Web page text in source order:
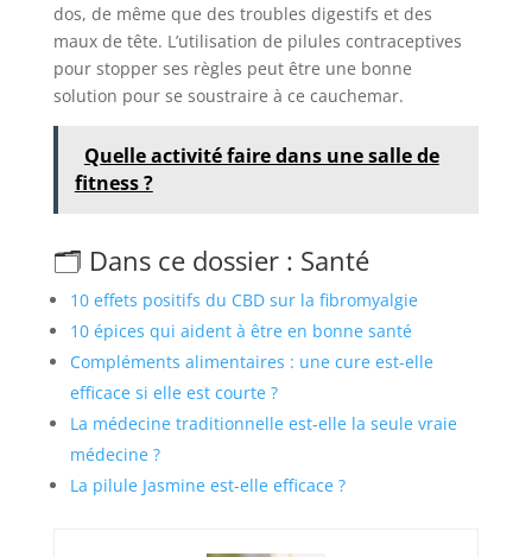
dos, de même que des troubles digestifs et des
maux de tête. L’utilisation de pilules contraceptives
pour stopper ses règles peut être une bonne
solution pour se soustraire à ce cauchemar.
Quelle activité faire dans une salle de
fitness ?
🗂️ Dans ce dossier : Santé
10 effets positifs du CBD sur la fibromyalgie
10 épices qui aident à être en bonne santé
Compléments alimentaires : une cure est-elle
efficace si elle est courte ?
La médecine traditionnelle est-elle la seule vraie
médecine ?
La pilule Jasmine est-elle efficace ?